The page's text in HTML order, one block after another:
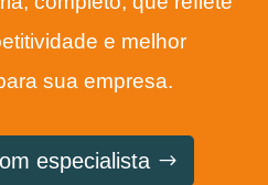
e melhor
sua empresa.
especialista